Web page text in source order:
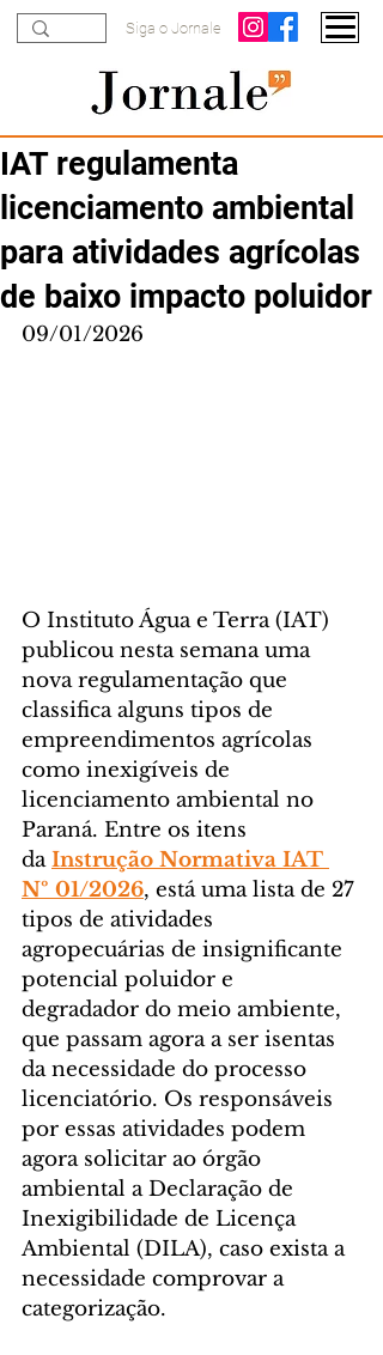
Siga o Jornale
IAT regulamenta
licenciamento ambiental
para atividades agrícolas
de baixo impacto poluidor
09/01/2026
O Instituto Água e Terra (IAT)
publicou nesta semana uma
nova regulamentação que
classifica alguns tipos de
empreendimentos agrícolas
como inexigíveis de
licenciamento ambiental no
Paraná. Entre os itens
da Instrução Normativa IAT
Nº 01/2026, está uma lista de 27
tipos de atividades
agropecuárias de insignificante
potencial poluidor e
degradador do meio ambiente,
que passam agora a ser isentas
da necessidade do processo
licenciatório. Os responsáveis
por essas atividades podem
agora solicitar ao órgão
ambiental a Declaração de
Inexigibilidade de Licença
Ambiental (DILA), caso exista a
necessidade comprovar a
categorização.